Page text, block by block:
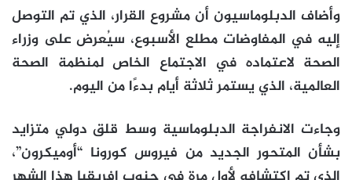
وأضاف الدبلوماسيون أن مشروع القرار، الذي تم التوصل
إليه في المفاوضات مطلع الأسبوع، سيُعرض على وزراء
الصحة لاعتماده في الاجتماع الخاص لمنظمة الصحة
العالمية، الذي يستمر ثلاثة أيام بدءًا من اليوم.
وجاءت الانفراجة الدبلوماسية وسط قلق دولي متزايد
بشأن المتحور الجديد من فيروس كورونا “أوميكرون”،